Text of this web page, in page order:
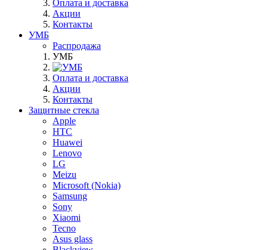
Оплата и доставка
Акции
Контакты
УМБ
Распродажа
УМБ
Оплата и доставка
Акции
Контакты
Защитные стекла
Apple
HTC
Huawei
Lenovo
LG
Meizu
Microsoft (Nokia)
Samsung
Sony
Xiaomi
Tecno
Asus glass